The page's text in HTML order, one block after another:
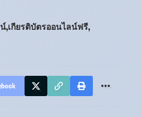
เกียรติบัตรออนไลน์ฟรี